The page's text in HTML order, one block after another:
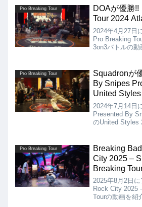
Pro Breaking Tour
DOAが優勝
Tour 2024
2024年4月27日
Pro Breaking
3on3バトルの動
Pro Breaking Tour
Squadronが
By Snipes
United
2024年7月14日
Presented By
のUnited Styles
Squadronが優
Pro Breaking Tour
Breaking
City 2025 –
Breaking
2025年8月2日
Rock City 2025
Tourの動画を紹